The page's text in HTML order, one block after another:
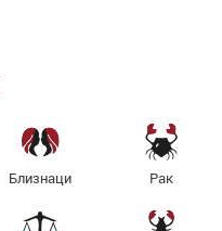
Близнаци Рак